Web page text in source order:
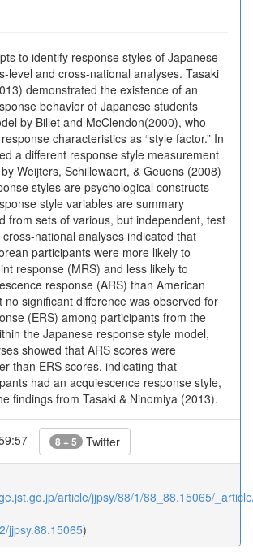
to identify response styles of Japanese
level and cross-national analyses. Tasaki
demonstrated the existence of an
behavior of Japanese students
by Billet and McClendon(2000), who
characteristics as “style factor.” In
a different response style measurement
Weijters, Schillewaert, & Geuens (2008)
styles are psychological constructs
style variables are summary
from sets of various, but independent, test
national analyses indicated that
participants were more likely to
response (MRS) and less likely to
response (ARS) than American
no significant difference was observed for
(ERS) among participants from the
the Japanese response style model,
showed that ARS scores were
than ERS scores, indicating that
had an acquiescence response style,
findings from Tasaki & Ninomiya (2013).
8 + 5 Twitter
article/jjpsy/88/1/88_88.15065/
jjpsy.88.15065)